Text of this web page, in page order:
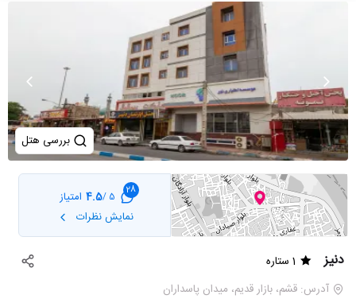
بررسی هتل
28
5 /
4.5 امتیاز
نمایش نظرات
دنیز
1 ستاره
آدرس: قشم، بازار قدیم، میدان پاسداران